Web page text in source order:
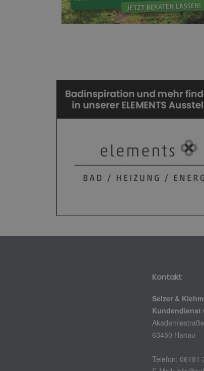
Kontakt
Selzer &
Kundendienst
63450 Hanau
Telefon: 06181